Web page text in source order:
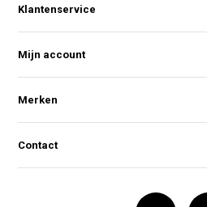
Klantenservice
Mijn account
Merken
Contact